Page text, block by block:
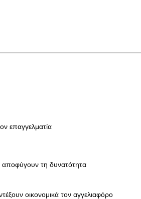
επαγγελματία
αποφύγουν τη δυνατότητα
οικονομικά τον αγγελιαφόρο